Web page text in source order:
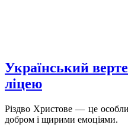
Український
ліцею
Різдво Христове — це
добром і щирими емоціями.